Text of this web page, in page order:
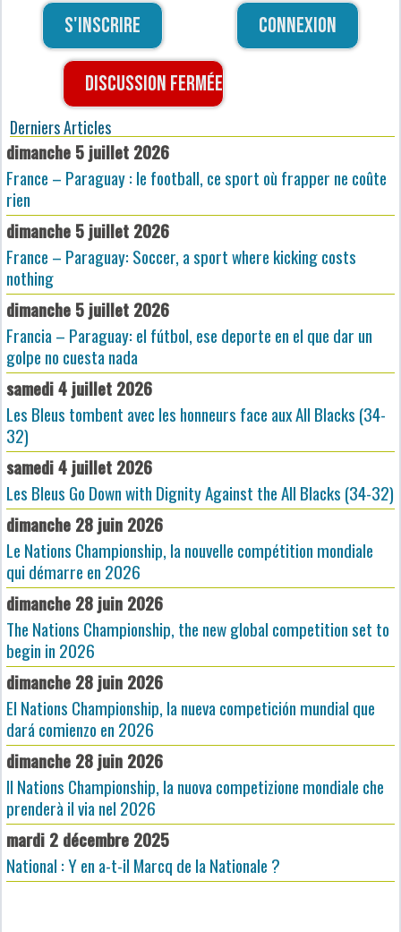
S'inscrire Connexion
Discussion fermée
Derniers Articles
dimanche 5 juillet 2026
France – Paraguay : le football, ce sport où frapper ne coûte
rien
dimanche 5 juillet 2026
France – Paraguay: Soccer, a sport where kicking costs
nothing
dimanche 5 juillet 2026
Francia – Paraguay: el fútbol, ese deporte en el que dar un
golpe no cuesta nada
samedi 4 juillet 2026
Les Bleus tombent avec les honneurs face aux All Blacks (34-
32)
samedi 4 juillet 2026
Les Bleus Go Down with Dignity Against the All Blacks (34-32)
dimanche 28 juin 2026
Le Nations Championship, la nouvelle compétition mondiale
qui démarre en 2026
dimanche 28 juin 2026
The Nations Championship, the new global competition set to
begin in 2026
dimanche 28 juin 2026
El Nations Championship, la nueva competición mundial que
dará comienzo en 2026
dimanche 28 juin 2026
Il Nations Championship, la nuova competizione mondiale che
prenderà il via nel 2026
mardi 2 décembre 2025
National : Y en a-t-il Marcq de la Nationale ?